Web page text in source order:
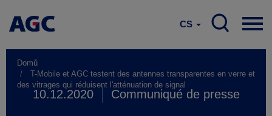
CS
Domů
T-Mobile et AGC testent des antennes transparentes en verre et
des vitrages qui réduisent l'atténuation de signal
10.12.2020 Communiqué de presse